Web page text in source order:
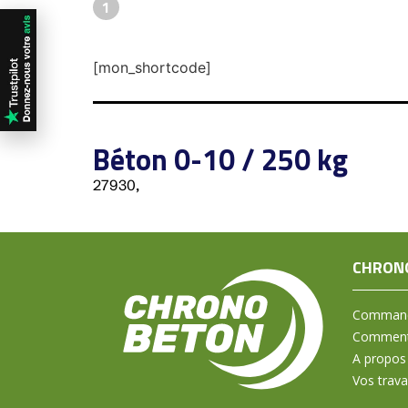
1
[mon_shortcode]
Béton 0-10 / 250 kg
27930,
A propos
Vos